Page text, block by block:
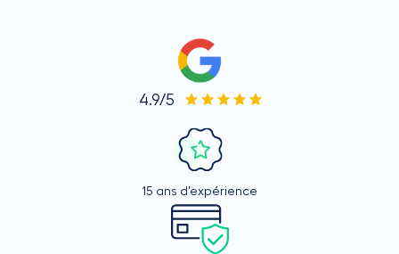
4.9/5
15 ans d'expérience